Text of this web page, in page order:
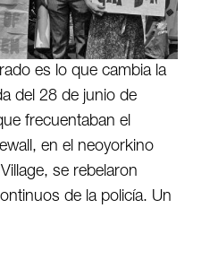
es lo que cambia la
del 28 de junio de
frecuentaban el
en el neoyorkino
se rebelaron
de la policía. Un